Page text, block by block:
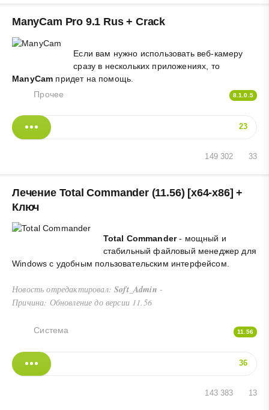
ManyCam Pro 9.1 Rus + Crack
Если вам нужно использовать веб-камеру
сразу в нескольких приложениях, то
ManyCam придет на помощь.
Прочее
8.1.0.5
23
33
149 302
Лечение Total Commander (11.56) [х64-x86] +
Ключ
Total Commander- мощный и
стабильный файловый менеджер для
Windows с удобным пользовательским интерфейсом.
Новость отредактировал:Soft_Admin -
Причина: Обновление до версии 11.56
Система 11.56
36
13
143 383